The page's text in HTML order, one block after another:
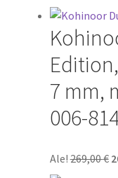
7 mm,
006-
Ale!269,00€